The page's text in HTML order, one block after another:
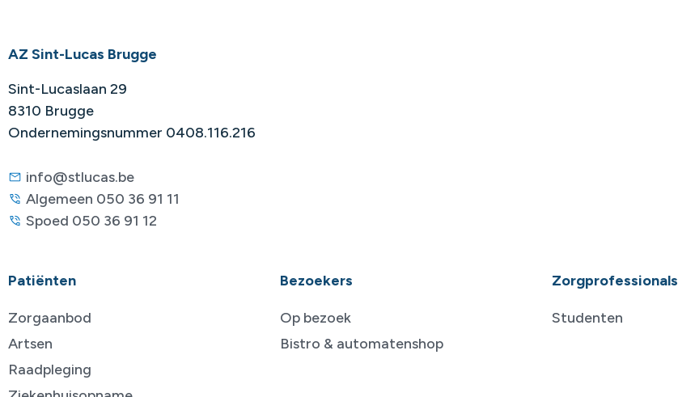
AZ Sint-Lucas Brugge
Sint-Lucaslaan 29
8310 Brugge
Ondernemingsnummer 0408.116.216
info@stlucas.be
Algemeen 050 36 91 11
Spoed 050 36 91 12
Patiënten
Zorgaanbod
Artsen
Raadpleging
Bezoekers
Op bezoek
Bistro & automatenshop
Zorgprofessionals
Studenten